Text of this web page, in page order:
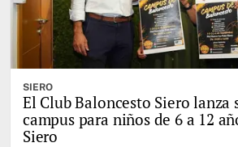
SIERO
El Club Baloncesto Siero lanza
campus para niños de 6 a 12
Siero